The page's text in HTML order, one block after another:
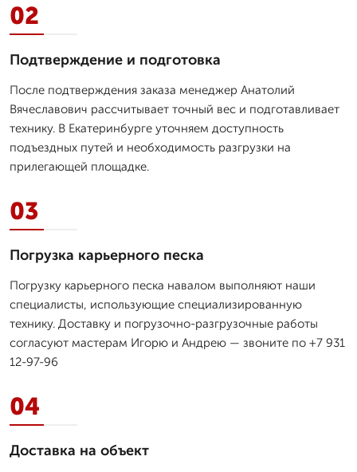
02
Подтверждение и подготовка
После подтверждения заказа менеджер Анатолий
Вячеславович рассчитывает точный вес и подготавливает
технику. В Екатеринбурге уточняем доступность
подъездных путей и необходимость разгрузки на
прилегающей площадке.
03
Погрузка карьерного песка
Погрузку карьерного песка навалом выполняют наши
специалисты, использующие специализированную
технику. Доставку и погрузочно-разгрузочные работы
согласуют мастерам Игорю и Андрею — звоните по +7 931
12-97-96
04
Доставка на объект